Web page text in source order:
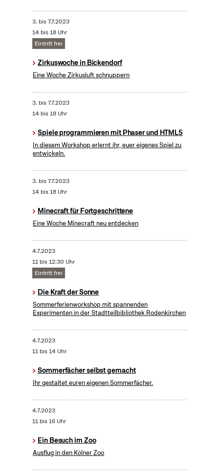
3. bis7.7.2023
14 bis 18 Uhr
Eintritt frei
Zirkuswoche in Bickendorf
Eine Woche Zirkusluft schnuppern
3. bis7.7.2023
14 bis 18 Uhr
Spiele programmieren mit Phaser und HTML5
In diesem Workshop erlernt ihr, euer eigenes Spiel zu
entwickeln.
3. bis7.7.2023
14 bis 18 Uhr
Minecraft für Fortgeschrittene
Eine Woche Minecraft neu entdecken
4.7.2023
11 bis 12:30 Uhr
Eintritt frei
Die Kraft der Sonne
Sommerferienworkshop mit spannenden
Experimenten in der Stadtteilbibliothek Rodenkirchen
4.7.2023
11 bis 14 Uhr
Sommerfächer selbst gemacht
Ihr gestaltet euren eigenen Sommerfächer.
4.7.2023
11 bis 16 Uhr
Ein Besuch im Zoo
Ausflug in den Kölner Zoo